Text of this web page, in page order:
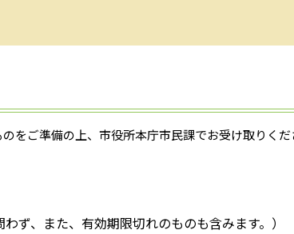
をご準備の上、市役所本庁市民課でお受け取りく
ず、また、有効期限切れのものも含みます。）